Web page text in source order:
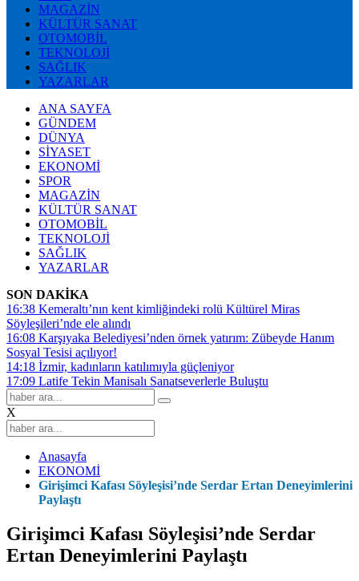
MAGAZİN
KÜLTÜR SANAT
OTOMOBİL
TEKNOLOJİ
SAĞLIK
YAZARLAR
ANA SAYFA
GÜNDEM
DÜNYA
SİYASET
EKONOMİ
SPOR
MAGAZİN
KÜLTÜR SANAT
OTOMOBİL
TEKNOLOJİ
SAĞLIK
YAZARLAR
SON DAKİKA
16:38 Kemeraltı’nın kent kimliğindeki rolü Kültürel Miras
Söyleşileri’nde ele alındı
16:08 Karşıyaka Belediyesi’nden örnek yatırım: Zübeyde Hanım
Sosyal Tesisi açılıyor!
14:18 İzmir, kadınların katılımıyla güçleniyor
17:09 Latife Tekin Manisalı Sanatseverlerle Buluştu
X
Anasayfa
EKONOMİ
Girişimci Kafası Söyleşisi’nde Serdar Ertan Deneyimlerini
Paylaştı
Girişimci Kafası Söyleşisi’nde Serdar
Ertan Deneyimlerini Paylaştı